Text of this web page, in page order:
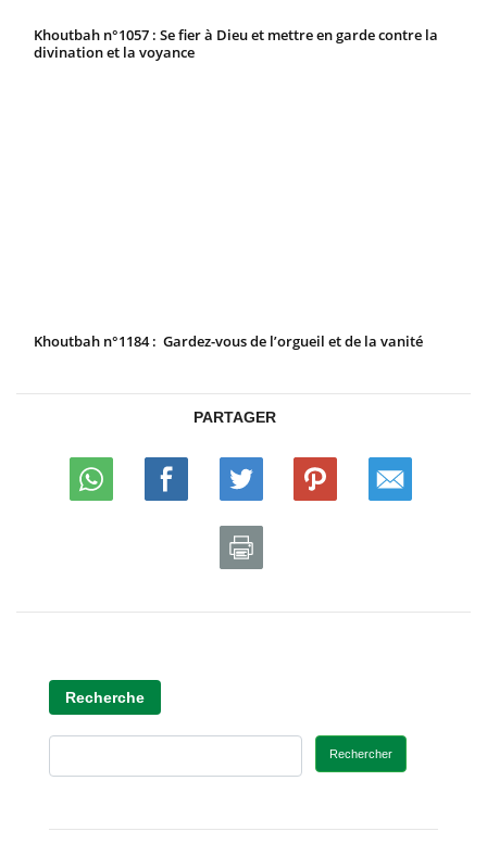
Khoutbah n°1057 : Se fier à Dieu et mettre en garde contre la
divination et la voyance
Khoutbah n°1184 : Gardez-vous de l’orgueil et de la vanité
PARTAGER
Recherche
Rechercher